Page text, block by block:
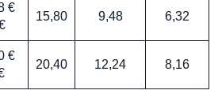
€
15,80 9,48 6,32
€
20,40 12,24 8,16